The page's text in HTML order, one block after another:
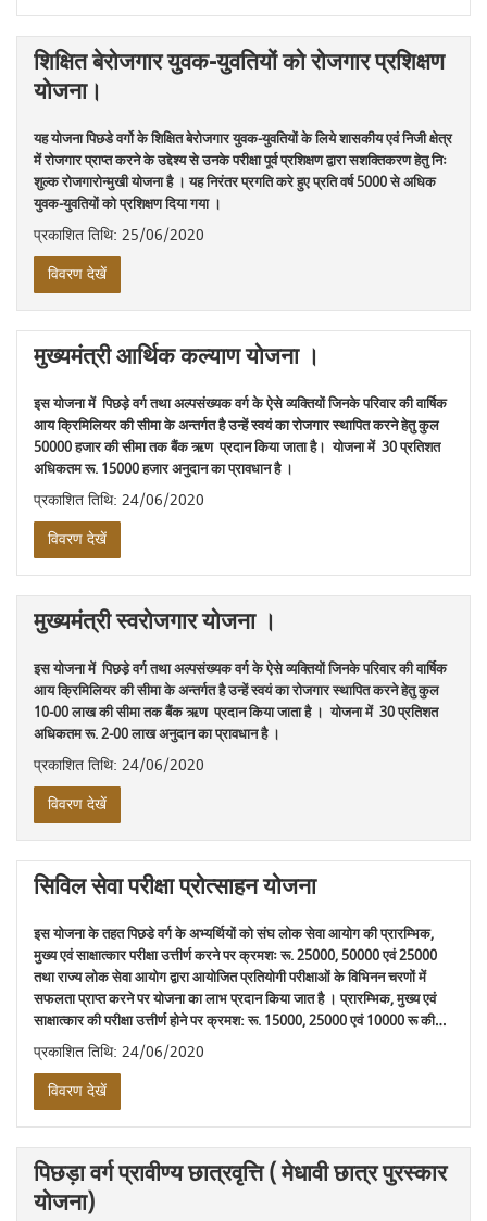
शिक्षित बेरोजगार युवक-युवतियों को रोजगार प्रशिक्षण
योजना।
यह योजना पिछडे वर्गो के शिक्षित बेरोजगार युवक-युवतियों के लिये शासकीय एवं निजी क्षेत्र
में रोजगार प्राप्त करने के उद्देश्य से उनके परीक्षा पूर्व प्रशिक्षण द्वारा सशक्तिकरण हेतु निः
शुल्क रोजगारोन्मुखी योजना है । यह निरंतर प्रगति करे हुए प्रति वर्ष 5000 से अधिक
युवक-युवतियों को प्रशिक्षण दिया गया ।
प्रकाशित तिथि: 25/06/2020
विवरण देखें
मुख्यमंत्री आर्थिक कल्याण योजना ।
इस योजना में पिछडे़ वर्ग तथा अल्पसंख्यक वर्ग के ऐसे व्यक्तियों जिनके परिवार की वार्षिक
आय क्रिमिलियर की सीमा के अन्तर्गत है उन्हें स्वयं का रोजगार स्थापित करने हेतु कुल
50000 हजार की सीमा तक बैंक ऋण प्रदान किया जाता है। योजना में 30 प्रतिशत
अधिकतम रू. 15000 हजार अनुदान का प्रावधान है ।
प्रकाशित तिथि: 24/06/2020
विवरण देखें
मुख्यमंत्री स्वरोजगार योजना ।
इस योजना में पिछडे़ वर्ग तथा अल्पसंख्यक वर्ग के ऐसे व्यक्तियों जिनके परिवार की वार्षिक
आय क्रिमिलियर की सीमा के अन्तर्गत है उन्हें स्वयं का रोजगार स्थापित करने हेतु कुल
10-00 लाख की सीमा तक बैंक ऋण प्रदान किया जाता है । योजना में 30 प्रतिशत
अधिकतम रू. 2-00 लाख अनुदान का प्रावधान है ।
प्रकाशित तिथि: 24/06/2020
विवरण देखें
सिविल सेवा परीक्षा प्रोत्साहन योजना
इस योजना के तहत पिछडे वर्ग के अभ्यर्थियों को संघ लोक सेवा आयोग की प्रारम्भिक,
मुख्य एवं साक्षात्कार परीक्षा उत्तीर्ण करने पर क्रमशः रू. 25000, 50000 एवं 25000
तथा राज्य लोक सेवा आयोग द्वारा आयोजित प्रतियोगी परीक्षाओं के विभिनन चरणों में
सफलता प्राप्त करने पर योजना का लाभ प्रदान किया जात है । प्रारम्भिक, मुख्य एवं
साक्षात्कार की परीक्षा उत्तीर्ण होने पर क्रमश: रू. 15000, 25000 एवं 10000 रू की…
प्रकाशित तिथि: 24/06/2020
विवरण देखें
पिछड़ा वर्ग प्रावीण्य छात्रवृत्ति ( मेधावी छात्र पुरस्कार
योजना)